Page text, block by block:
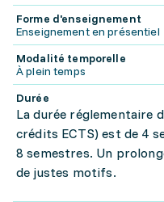
Forme d'enseignement
Enseignement en présentiel
Modalité temporelle
À plein temps
Durée
La durée réglementaire
crédits ECTS) est de 4
8 semestres. Un
de justes motifs.